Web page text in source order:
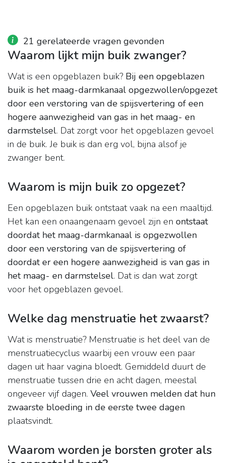
21 gerelateerde vragen gevonden
Waarom lijkt mijn buik zwanger?
Wat is een opgeblazen buik? Bij een opgeblazen
buik is het maag-darmkanaal opgezwollen/opgezet
door een verstoring van de spijsvertering of een
hogere aanwezigheid van gas in het maag- en
darmstelsel. Dat zorgt voor het opgeblazen gevoel
in de buik. Je buik is dan erg vol, bijna alsof je
zwanger bent.
Waarom is mijn buik zo opgezet?
Een opgeblazen buik ontstaat vaak na een maaltijd.
Het kan een onaangenaam gevoel zijn en ontstaat
doordat het maag-darmkanaal is opgezwollen
door een verstoring van de spijsvertering of
doordat er een hogere aanwezigheid is van gas in
het maag- en darmstelsel. Dat is dan wat zorgt
voor het opgeblazen gevoel.
Welke dag menstruatie het zwaarst?
Wat is menstruatie? Menstruatie is het deel van de
menstruatiecyclus waarbij een vrouw een paar
dagen uit haar vagina bloedt. Gemiddeld duurt de
menstruatie tussen drie en acht dagen, meestal
ongeveer vijf dagen. Veel vrouwen melden dat hun
zwaarste bloeding in de eerste twee dagen
plaatsvindt.
Waarom worden je borsten groter als